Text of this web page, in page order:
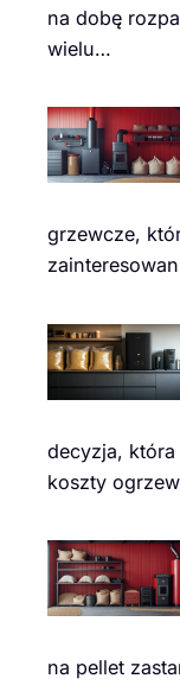
na dobę
wielu…
grzewcze,
decyzja,
koszty
na pellet